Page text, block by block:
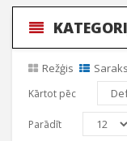
Režģis
Kārtot pēc
Parādīt